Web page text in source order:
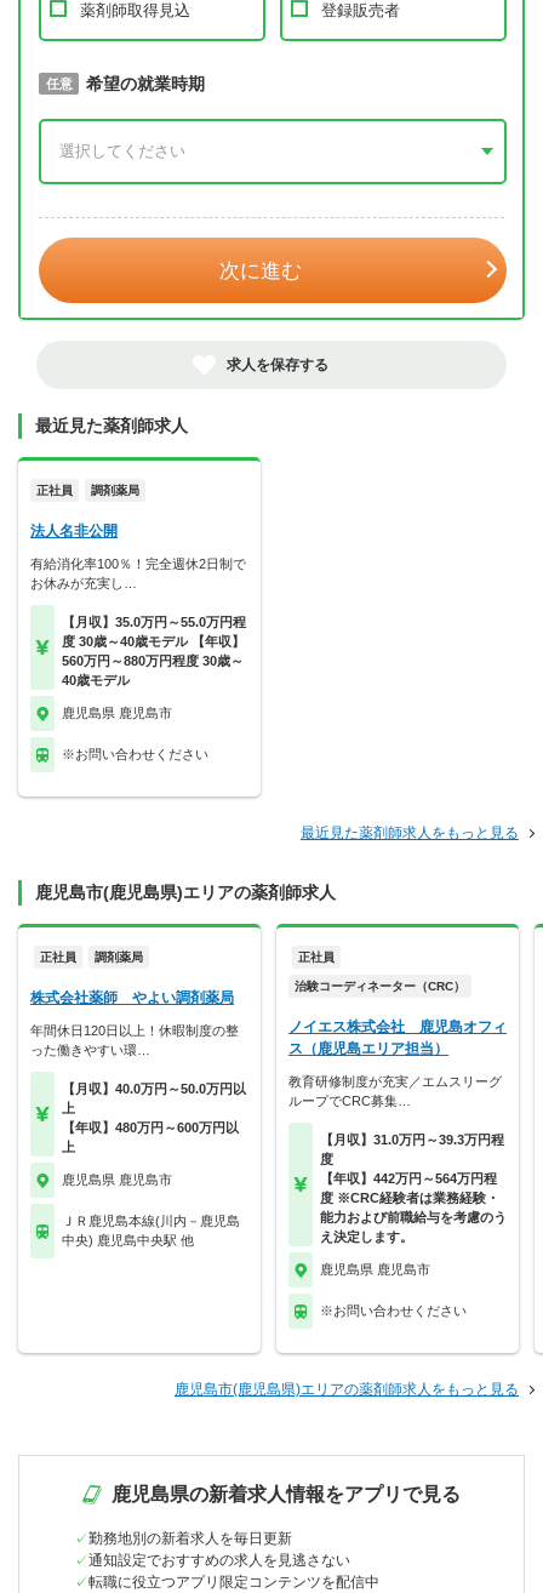
薬剤師取得見込 登録販売者
必須 取得予定年
任意 希望の就業時期
次に進む
求人を保存する
最近見た薬剤師求人
正社員 調剤薬局
法人名非公開
有給消化率100％！完全週休2日制で
お休みが充実し…
【月収】35.0万円～55.0万円程
度 30歳～40歳モデル 【年収】
560万円～880万円程度 30歳～
40歳モデル
鹿児島県 鹿児島市
※お問い合わせください
最近見た薬剤師求人をもっと見る
鹿児島市(鹿児島県)エリアの薬剤師求人
正社員 調剤薬局
株式会社薬師 やよい調剤薬局
年間休日120日以上！休暇制度の整
った働きやすい環…
【月収】40.0万円～50.0万円以
上
【年収】480万円～600万円以
上
鹿児島県 鹿児島市
ＪＲ鹿児島本線(川内－鹿児島
中央) 鹿児島中央駅 他
正社員
治験コーディネーター（CRC）
ノイエス株式会社 鹿児島オフィ
ス（鹿児島エリア担当）
教育研修制度が充実／エムスリーグ
ループでCRC募集…
【月収】31.0万円～39.3万円程
度
【年収】442万円～564万円程
度 ※CRC経験者は業務経験・
能力および前職給与を考慮のう
え決定します。
鹿児島県 鹿児島市
※お問い合わせください
鹿児島市(鹿児島県)エリアの薬剤師求人をもっと見る
鹿児島県の新着求人情報をアプリで見る
勤務地別の新着求人を毎日更新
通知設定でおすすめの求人を見逃さない
転職に役立つアプリ限定コンテンツを配信中